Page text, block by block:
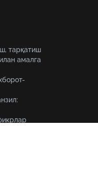
тарқатиш
амалга